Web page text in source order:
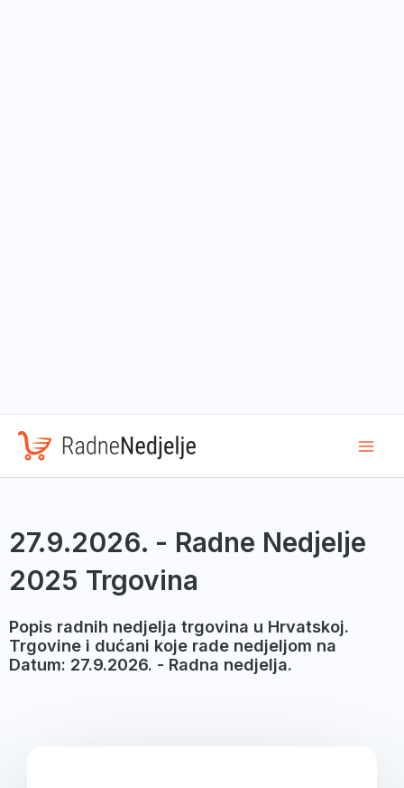
27.9.2026. - Radne Nedjelje
2025 Trgovina
Popis radnih nedjelja trgovina u Hrvatskoj.
Trgovine i dućani koje rade nedjeljom na
Datum: 27.9.2026. - Radna nedjelja.